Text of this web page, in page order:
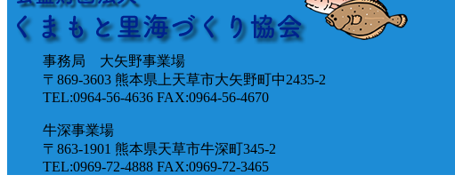
事務局 大矢野事業場
〒869-3603 熊本県上天草市大矢野町中2435-2
TEL:0964-56-4636 FAX:0964-56-4670
牛深事業場
〒863-1901 熊本県天草市牛深町345-2
TEL:0969-72-4888 FAX:0969-72-3465